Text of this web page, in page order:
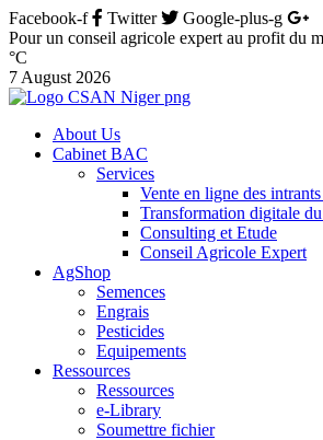
Facebook-f Twitter
Google-plus-g
Pour un conseil agricole expert au profit du
°C
7 August 2026
About Us
Cabinet BAC
Services
Vente en ligne des
Transformation digitale
Consulting et Etude
Conseil Agricole Expert
AgShop
Semences
Engrais
Pesticides
Equipements
Ressources
Ressources
e-Library
Soumettre fichier